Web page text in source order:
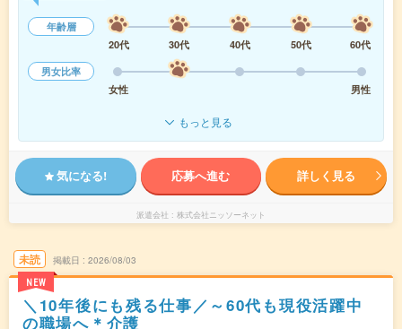
年齢層
20代
30代 40代 50代
60代
男女比率
女性
男性
もっと見る
気になる! 応募へ進む 詳しく見る
派遣会社 株式会社ニッソーネット
未読
NEW
掲載日 2026/08/03
＼10年後にも残る仕事／～60代も現役活躍中
の職場へ＊介護